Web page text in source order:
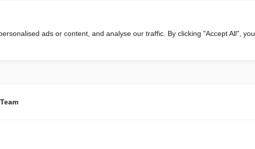
ads or content, and analyse our traffic. By clicking "Accept All", you
Team